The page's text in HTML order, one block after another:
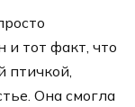
и тот факт, что
птичкой,
Она смогла